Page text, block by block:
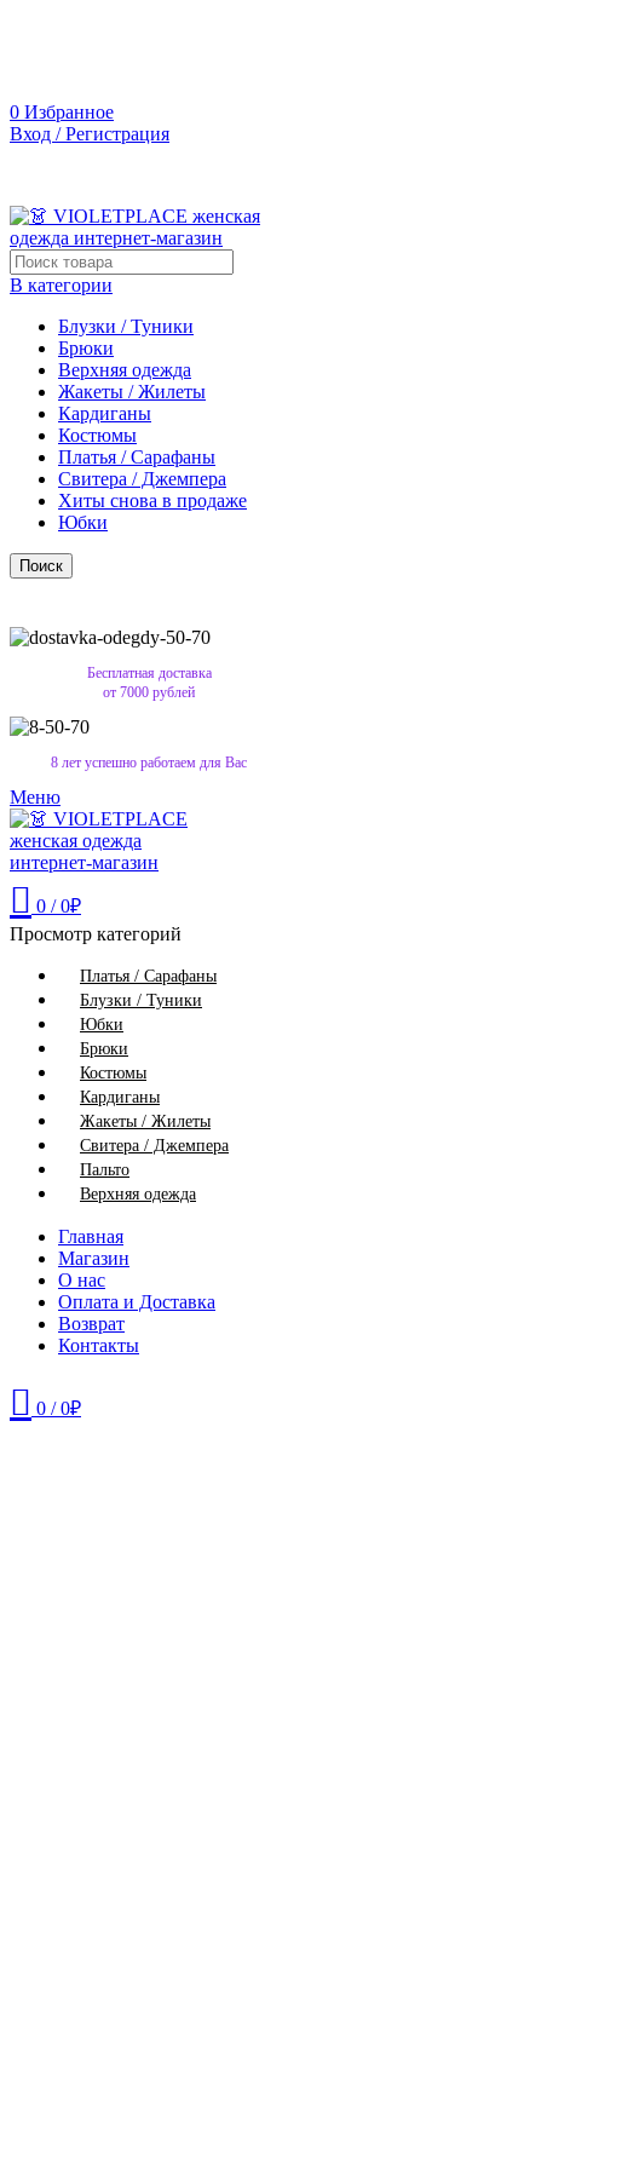
0 Избранное
Вход / Регистрация
В категории
Блузки / Туники
Брюки
Верхняя одежда
Жакеты / Жилеты
Кардиганы
Костюмы
Платья / Сарафаны
Свитера / Джемпера
Хиты снова в продаже
Юбки
Поиск
Бесплатная доставка
от 7000 рублей
8 лет успешно работаем для Вас
Меню
0 / 0₽
Просмотр категорий
Платья / Сарафаны
Блузки / Туники
Юбки
Брюки
Костюмы
Кардиганы
Жакеты / Жилеты
Свитера / Джемпера
Пальто
Верхняя одежда
Главная
Магазин
О нас
Оплата и Доставка
Возврат
Контакты
0 / 0₽